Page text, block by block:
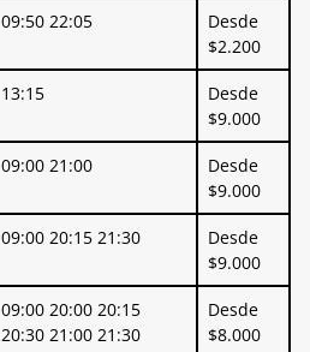
09:50 22:05
Desde
$2.200
13:15
Desde
$9.000
09:00 21:00
Desde
$9.000
09:00 20:15 21:30
Desde
$9.000
09:00 20:00 20:15
20:30 21:00 21:30
Desde
$8.000